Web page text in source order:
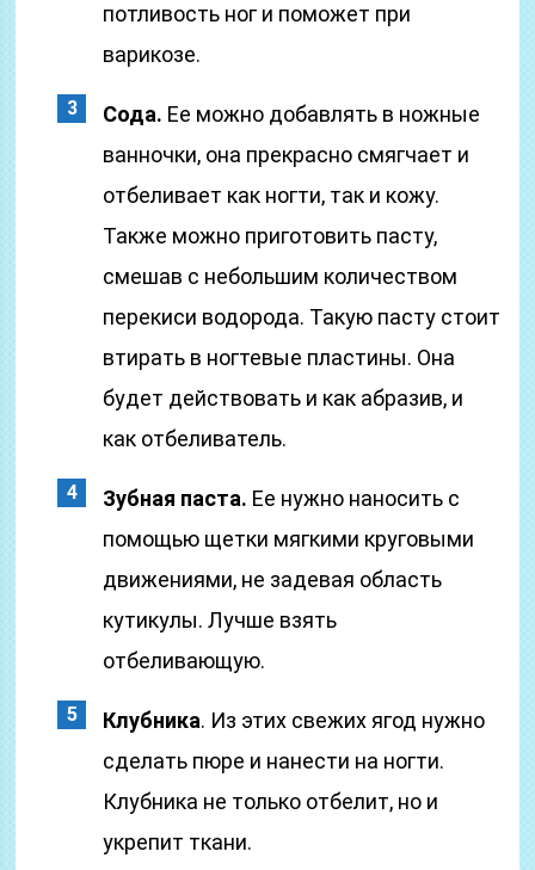
потливость ног и поможет при
варикозе.
Сода. Ее можно добавлять в ножные
ванночки, она прекрасно смягчает и
отбеливает как ногти, так и кожу.
Также можно приготовить пасту,
смешав с небольшим количеством
перекиси водорода. Такую пасту стоит
втирать в ногтевые пластины. Она
будет действовать и как абразив, и
как отбеливатель.
Зубная паста. Ее нужно наносить с
помощью щетки мягкими круговыми
движениями, не задевая область
кутикулы. Лучше взять
отбеливающую.
Клубника. Из этих свежих ягод нужно
сделать пюре и нанести на ногти.
Клубника не только отбелит, но и
укрепит ткани.